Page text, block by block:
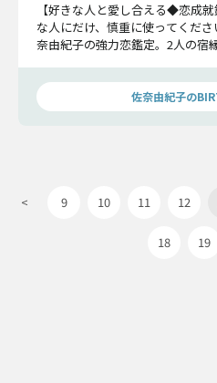
【好きな人と愛し合える◆恋成
な人にだけ、慎重に使ってくだ
奈由紀子の強力恋鑑定。2人の宿
佐奈由紀子の
< 9 10 11 12
18 19